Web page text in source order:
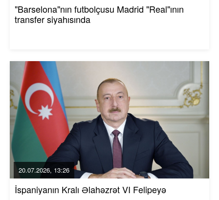
"Barselona"nın futbolçusu Madrid "Real"ının
transfer siyahısında
20.07.2026, 13:26
İspaniyanın Kralı Əlahəzrət VI Felipeyə